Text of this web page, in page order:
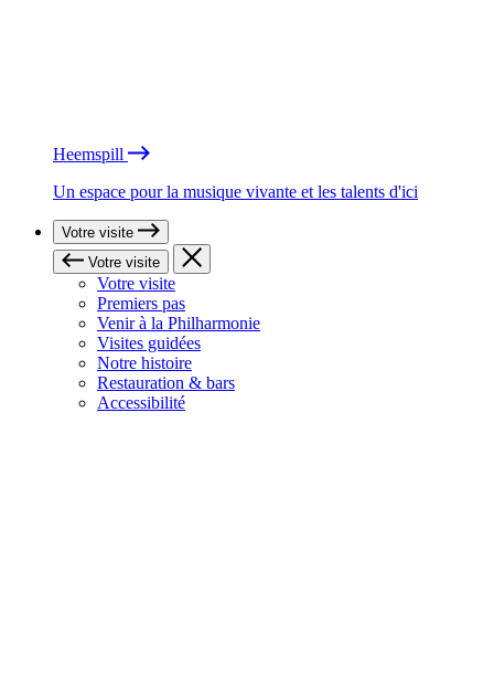
Heemspill
Un espace pour la musique vivante et les talents d'ici
Votre visite
Votre visite
Votre visite
Premiers pas
Venir à la Philharmonie
Visites guidées
Notre histoire
Restauration & bars
Accessibilité